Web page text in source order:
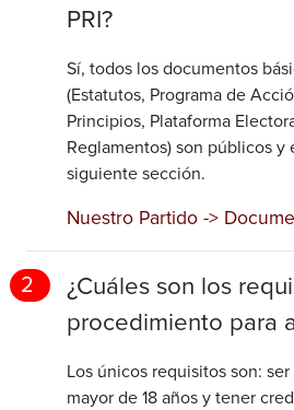
PRI?
Sí, todos los documentos
(Estatutos, Programa de
Principios, Plataforma
Reglamentos) son públicos y
siguiente sección.
Nuestro Partido ->
2
¿Cuáles son los
procedimiento para
Los únicos requisitos son:
mayor de 18 años y tener